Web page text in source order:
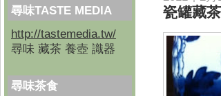
尋味TASTE MEDIA
http://tastemedia.tw/
尋味 藏茶 養壺 識器
尋味茶食
瓷罐藏